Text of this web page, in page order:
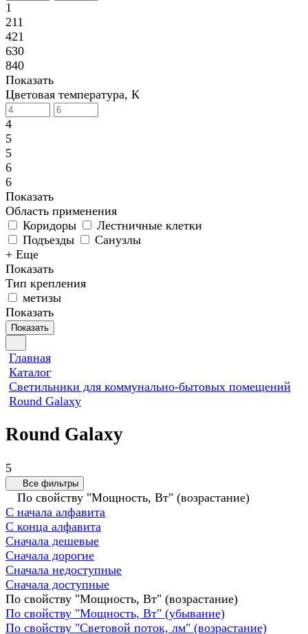
1
211
421
630
840
Показать
Цветовая температура, К
4
5
5
6
6
Показать
Область применения
Коридоры
Лестничные клетки
Подъезды
Санузлы
+ Еще
Показать
Тип крепления
метизы
Показать
Показать
Главная
Каталог
Светильники для коммунально-бытовых помещений
Round Galaxy
Round Galaxy
5
Все фильтры
По свойству "Мощность, Вт" (возрастание)
С начала алфавита
С конца алфавита
Сначала дешевые
Сначала дорогие
Сначала недоступные
Сначала доступные
По свойству "Мощность, Вт" (возрастание)
По свойству "Мощность, Вт" (убывание)
По свойству "Световой поток, лм" (возрастание)